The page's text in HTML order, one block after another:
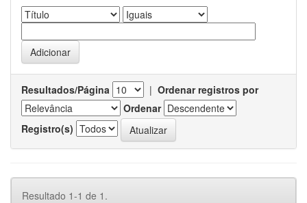
Resultados/Página | Ordenar registros por
Ordenar
Registro(s)
Resultado 1-1 de 1.